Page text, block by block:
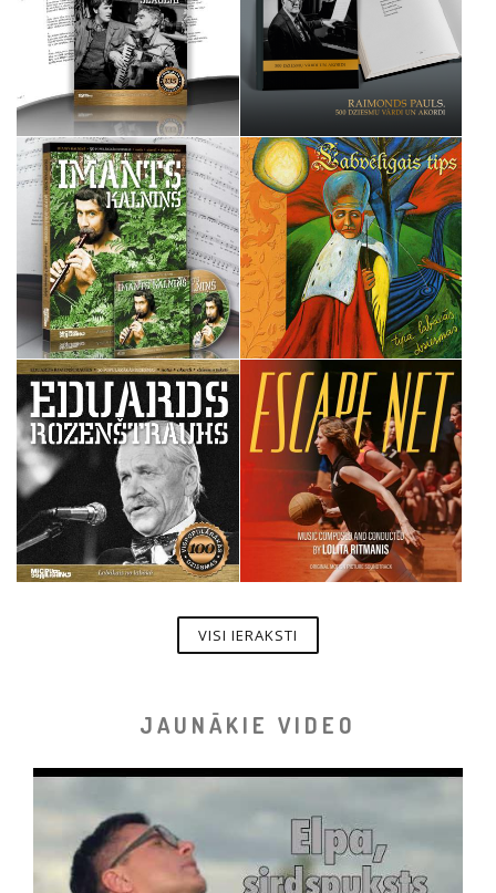
VISI IERAKSTI
JAUNĀKIE VIDEO